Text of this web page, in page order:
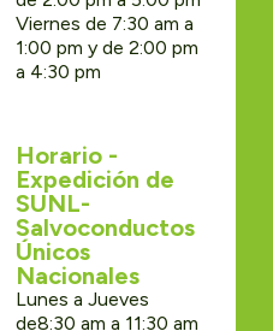
Viernes de 7:30 am a
1:00 pm y de 2:00 pm
a 4:30 pm
Horario -
Expedición de
SUNL-
Salvoconductos
Únicos
Nacionales
Lunes a Jueves
de8:30 am a 11:30 am